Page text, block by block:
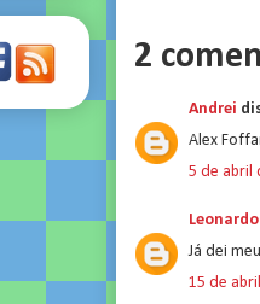
2
Andrei
Alex
5 de abril
Já dei
15 de